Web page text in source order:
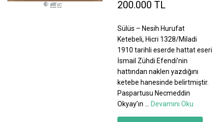
200.000 TL
Sülüs – Nesih Hurufat
Ketebeli, Hicri 1328/Miladi
1910 tarihli eserde hattat eseri
İsmail Zühdi Efendi’nin
hattından naklen yazdığını
ketebe hanesinde belirtmiştir.
Paspartusu Necmeddin
Okyay’ın
Devamını Oku